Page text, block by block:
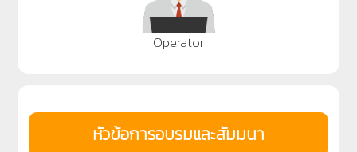
Operator
หัวข้อการอบรมและสัมมนา